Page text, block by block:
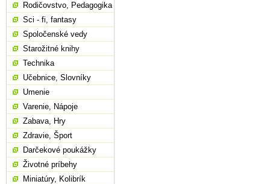
Rodičovstvo, Pedagogika
Sci - fi, fantasy
Spoločenské vedy
Starožitné knihy
Technika
Učebnice, Slovníky
Umenie
Varenie, Nápoje
Zabava, Hry
Zdravie, Šport
Darčekové poukážky
Životné príbehy
Miniatúry, Kolibrík